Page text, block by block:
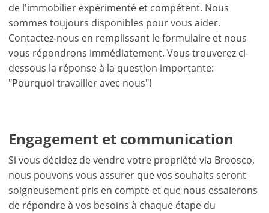
de l'immobilier expérimenté et compétent. Nous
sommes toujours disponibles pour vous aider.
Contactez-nous en remplissant le formulaire et nous
vous répondrons immédiatement. Vous trouverez ci-
dessous la réponse à la question importante:
"Pourquoi travailler avec nous"!
Engagement et communication
Si vous décidez de vendre votre propriété via Broosco,
nous pouvons vous assurer que vos souhaits seront
soigneusement pris en compte et que nous essaierons
de répondre à vos besoins à chaque étape du